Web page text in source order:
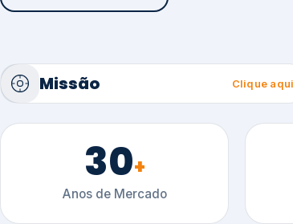
30+
Anos de Mercado
Conteúdo técnico sobre gestão,